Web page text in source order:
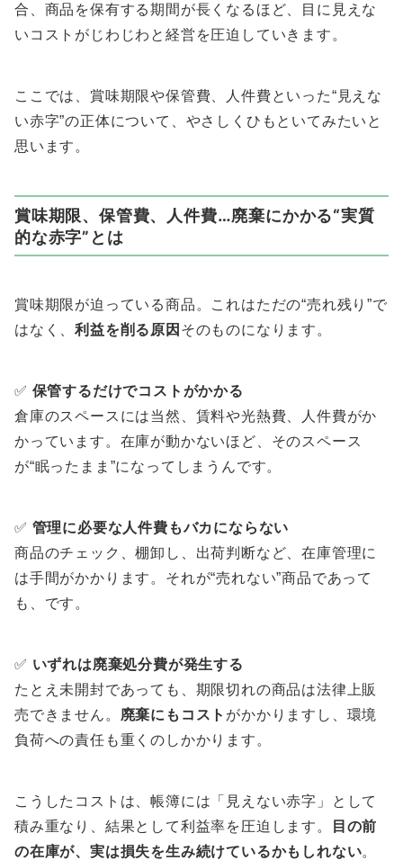
合、商品を保有する期間が長くなるほど、目に見えな
いコストがじわじわと経営を圧迫していきます。
ここでは、賞味期限や保管費、人件費といった“見えな
い赤字”の正体について、やさしくひもといてみたいと
思います。
賞味期限、保管費、人件費…廃棄にかかる“実質
的な赤字”とは
賞味期限が迫っている商品。これはただの“売れ残り”で
はなく、利益を削る原因 そのものになります。
✅ 保管するだけでコストがかかる
倉庫のスペースには当然、賃料や光熱費、人件費がか
かっています。在庫が動かないほど、そのスペース
が“眠ったまま”になってしまうんです。
✅ 管理に必要な人件費もバカにならない
商品のチェック、棚卸し、出荷判断など、在庫管理に
は手間がかかります。それが“売れない”商品であって
も、です。
✅ いずれは廃棄処分費が発生する
たとえ未開封であっても、期限切れの商品は法律上販
売できません。 廃棄にもコスト がかかりますし、環境
負荷への責任も重くのしかかります。
こうしたコストは、帳簿には「見えない赤字」として
積み重なり、結果として利益率を圧迫します。
目の前
の在庫が、実は損失を生み続けているかもしれない。